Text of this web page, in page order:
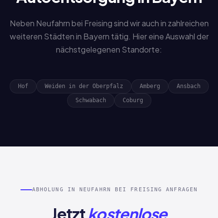
Neben Neufahrn bei Freising sind wir auch in zahlreichen
weiteren Städten in Bayern tätig. Hier eine Auswahl der
nächstgelegenen Standorte:
Hof Weiden in der Oberpfalz Amberg Ansbach
Schwabach Coburg
ABHOLUNG IN NEUFAHRN BEI FREISING ANFRAGEN
Jetzt kostenlose